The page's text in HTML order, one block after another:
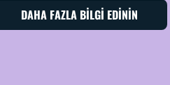
DAHA FAZLA BİLGİ EDİNİN